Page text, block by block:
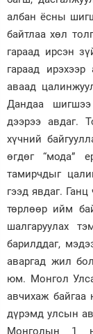
албан ёсны
байтлаа хөл
гараад ирсэн
гараад
аваад
Дандаа
дээрээ авдаг.
хүчний
өгдөг “мода”
тамирчдыг
гээд явдаг.
төрлөөр ийм
шалгаруулах
барилддаг,
аваргад жил
юм. Монгол
авчихаж
дүрэмд улсын
Монголын 1